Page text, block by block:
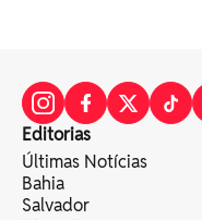
Editorias
Últimas Notícias
Bahia
Salvador